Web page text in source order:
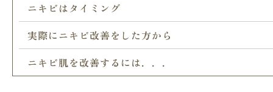
ニキビはタイミング
実際にニキビ改善をした方から
ニキビ肌を改善するには．．．